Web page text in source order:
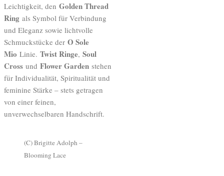
Leichtigkeit, den Golden Thread
Ring als Symbol für Verbindung
und Eleganz sowie lichtvolle
Schmuckstücke der O Sole
Mio Linie. Twist Ringe, Soul
Cross und Flower Garden stehen
für Individualität, Spiritualität und
feminine Stärke – stets getragen
von einer feinen,
unverwechselbaren Handschrift.
(C) Brigitte Adolph –
Blooming Lace